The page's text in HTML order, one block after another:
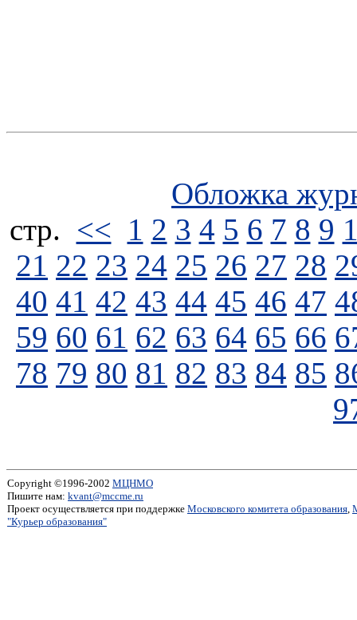
Обложка
стp. << 1 2 3 4 5 6 7 8 9
21 22 23 24 25 26 27 28
40 41 42 43 44 45 46 47
59 60 61 62 63 64 65 66
78 79 80 81 82 83 84 85
Copyright ©1996-2002 МЦНМО
Пишите нам: kvant@mccme.ru
Проект осуществляется при поддержке Московского комитета образования,
"Курьер образования"